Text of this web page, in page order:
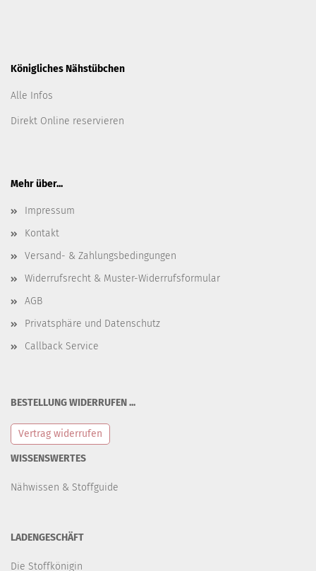
Königliches Nähstübchen
Alle Infos
Direkt Online reservieren
Mehr über...
Impressum
Kontakt
Versand- & Zahlungsbedingungen
Widerrufsrecht & Muster-Widerrufsformular
AGB
Privatsphäre und Datenschutz
Callback Service
BESTELLUNG WIDERRUFEN ...
Vertrag widerrufen
WISSENSWERTES
Nähwissen & Stoffguide
LADENGESCHÄFT
Die Stoffkönigin